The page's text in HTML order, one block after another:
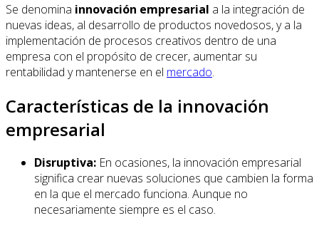
Se denomina innovación empresarial a la integración de
nuevas ideas, al desarrollo de productos novedosos, y a la
implementación de procesos creativos dentro de una
empresa con el propósito de crecer, aumentar su
rentabilidad y mantenerse en el mercado.
Características de la innovación
empresarial
Disruptiva: En ocasiones, la innovación empresarial
significa crear nuevas soluciones que cambien la forma
en la que el mercado funciona. Aunque no
necesariamente siempre es el caso.